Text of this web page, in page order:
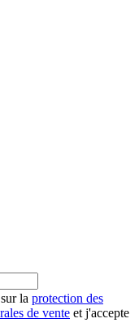
la protection des
de vente et j'accepte